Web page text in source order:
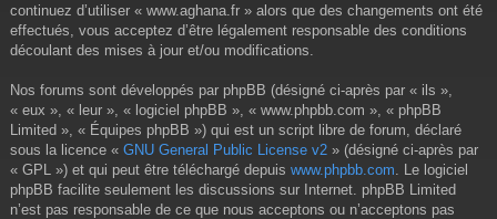
continuez d’utiliser « www.aghana.fr » alors que des changements ont été
effectués, vous acceptez d’être légalement responsable des conditions
découlant des mises à jour et/ou modifications.
Nos forums sont développés par phpBB (désigné ci-après par « ils »,
« eux », « leur », « logiciel phpBB », « www.phpbb.com », « phpBB
Limited », « Équipes phpBB ») qui est un script libre de forum, déclaré
sous la licence « GNU General Public License v2 » (désigné ci-après par
« GPL ») et qui peut être téléchargé depuis www.phpbb.com . Le logiciel
phpBB facilite seulement les discussions sur Internet. phpBB Limited
n’est pas responsable de ce que nous acceptons ou n’acceptons pas